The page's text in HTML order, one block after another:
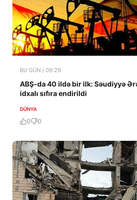
BU GÜN / 09:29
ABŞ-da 40 ildə bir ilk: Səudiyyə
idxalı sıfıra endirildi
DÜNYA
0 0